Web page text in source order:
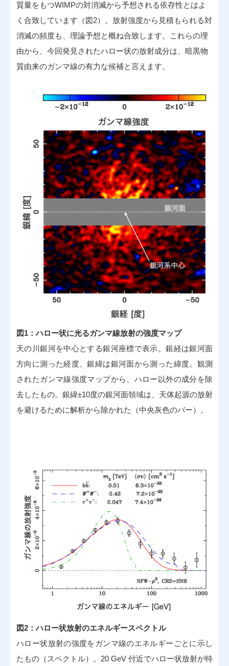
質量をもつWIMPの対消滅から予想される依存性とはよ
く合致しています（図2）。放射強度から見積もられる対
消滅の頻度も、理論予想と概ね合致します。これらの理
由から、今回発見されたハロー状の放射成分は、暗黒物
質由来のガンマ線の有力な候補と言えます。
図1：ハロー状に光るガンマ線放射の強度マップ
天の川銀河を中心とする銀河座標で表示。銀経は銀河面
方向に測った経度、銀緯は銀河面から測った緯度。観測
されたガンマ線強度マップから、ハロー以外の成分を除
去したもの。銀緯±10度の銀河面領域は、天体起源の放射
を避けるために解析から除かれた（中央灰色のバー）。
図2：ハロー状放射のエネルギースペクトル
ハロー状放射の強度をガンマ線のエネルギーごとに示し
たもの（スペクトル）。20 GeV 付近でハロー状放射が特